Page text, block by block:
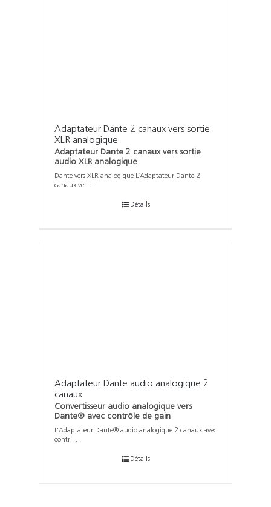
Adaptateur Dante 2 canaux vers sortie
XLR analogique
Adaptateur Dante 2 canaux vers sortie
audio XLR analogique
Dante vers XLR analogique L’Adaptateur Dante 2
canaux ve . . .
Détails
Adaptateur Dante audio analogique 2
canaux
Convertisseur audio analogique vers
Dante® avec contrôle de gain
L’Adaptateur Dante® audio analogique 2 canaux avec
contr . . .
Détails